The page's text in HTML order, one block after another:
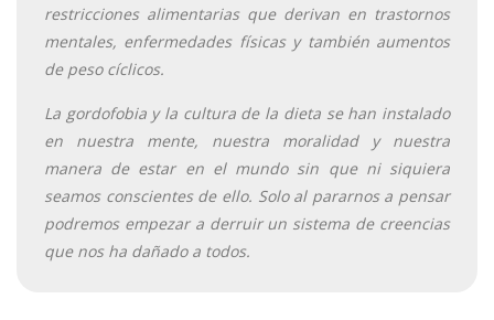
restricciones alimentarias que derivan en trastornos
mentales, enfermedades físicas y también aumentos
de peso cíclicos.
La gordofobia y la cultura de la dieta se han instalado
en nuestra mente, nuestra moralidad y nuestra
manera de estar en el mundo sin que ni siquiera
seamos conscientes de ello. Solo al pararnos a pensar
podremos empezar a derruir un sistema de creencias
que nos ha dañado a todos.